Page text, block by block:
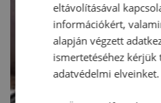
eltávolításával
információkért,
alapján végzett
ismertetéséhez kérjük
adatvédelmi elveinket.